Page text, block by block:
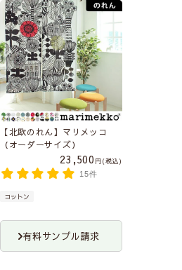
【北欧のれん】マリメッコ
（オーダーサイズ）
23,500
税込
15件
コットン
有料サンプル請求